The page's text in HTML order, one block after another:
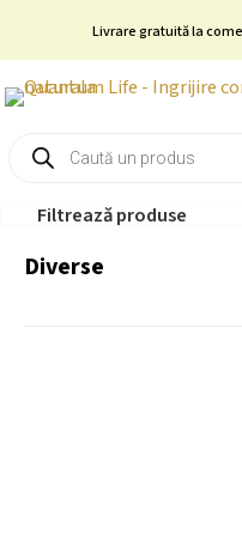
content
Livrare gratuită la
search
Filtrează produse
Diverse